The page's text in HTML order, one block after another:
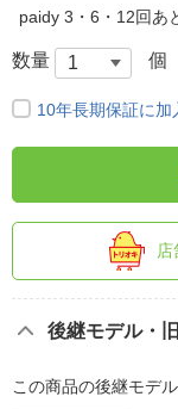
paidy 3・6・12回あ
数量 個
10年長期保証に加
店
後継モデル・
この商品の後継モデル